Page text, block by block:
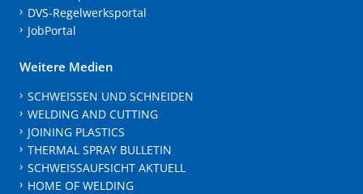
DVS-Regelwerksportal
JobPortal
Weitere Medien
SCHWEISSEN UND SCHNEIDEN
WELDING AND CUTTING
JOINING PLASTICS
THERMAL SPRAY BULLETIN
SCHWEISSAUFSICHT AKTUELL
HOME OF WELDING